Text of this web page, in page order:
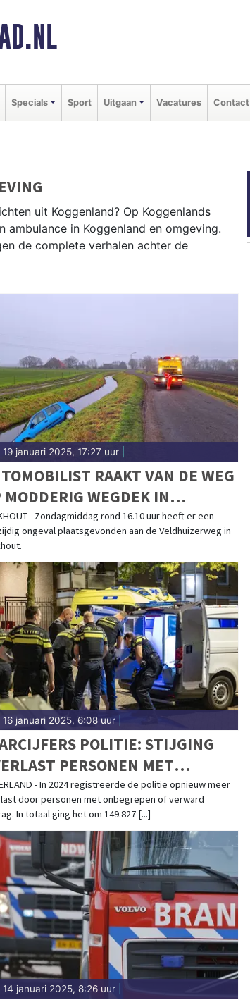
Specials Sport Uitgaan Vacatures Contact
uit Koggenland? Op Koggenlands
in Koggenland en omgeving.
de complete verhalen achter de
19 januari 2025, 17:27 uur|
RAAKT VAN DE WEG
MODDERIG WEGDEK IN
- Zondagmiddag rond 16.10 uur heeft er een
ongeval plaatsgevonden aan de Veldhuizerweg in
16 januari 2025, 6:08 uur|
POLITIE: STIJGING
PERSONEN MET
GEDRAG HOUDT AAN
- In 2024 registreerde de politie opnieuw meer
door personen met onbegrepen of verward
In totaal ging het om 149.827 [...]
14 januari 2025, 8:26 uur|